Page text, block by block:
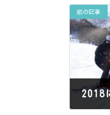
前の記事